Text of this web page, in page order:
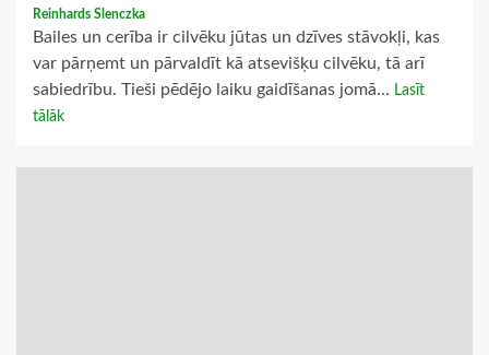
Reinhards Slenczka
Bailes un cerība ir cilvēku jūtas un dzīves stāvokļi, kas
var pārņemt un pārvaldīt kā atsevišķu cilvēku, tā arī
sabiedrību. Tieši pēdējo laiku gaidīšanas jomā... Lasīt
tālāk